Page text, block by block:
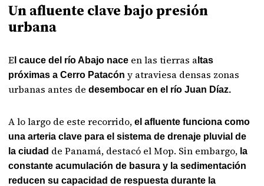
Un afluente clave bajo presión
urbana
E l cauce del río Abajo nace en las tierras a ltas
próximas a Cerro Patacón y atraviesa densas zonas
urbanas antes de desembocar en el río Juan Díaz.
A lo largo de este recorrido,el afluente funciona como
una arteria clave para el sistema de drenaje pluvial de
la ciudad de Panamá, destacó el Mop. Sin embargo, la
constante acumulación de basura y la sedimentación
reducen su capacidad de respuesta durante la